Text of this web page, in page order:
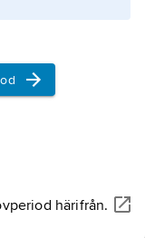
härifrån.